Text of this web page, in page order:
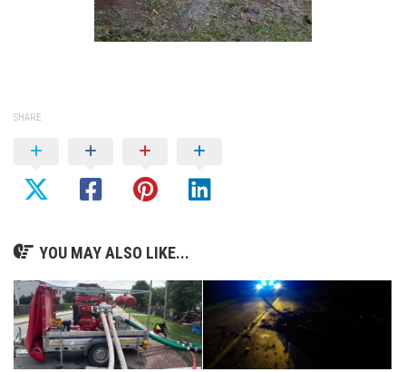
SHARE
YOU MAY ALSO LIKE...